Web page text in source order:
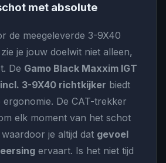
met absolute
de meegeleverde 3-9X40
je jouw doelwit niet alleen,
De Gamo Black Maxxim IGT
incl. 3-9X40 richtkijker biedt
ergonomie. De CAT-trekker
elk moment van het schot
je altijd dat gevoel
ervaart. Is het niet tijd